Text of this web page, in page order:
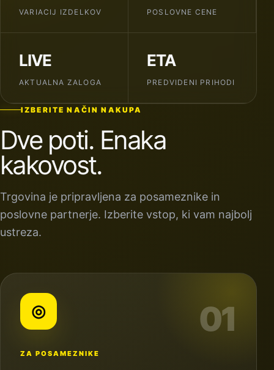
VARIACIJ IZDELKOV POSLOVNE CENE
LIVE
AKTUALNA ZALOGA
ETA
PREDVIDENI PRIHODI
IZBERITE NAČIN NAKUPA
Dve poti. Enaka
kakovost.
Trgovina je pripravljena za posameznike in
poslovne partnerje. Izberite vstop, ki vam najbolj
ustreza.
01
◎
ZA POSAMEZNIKE